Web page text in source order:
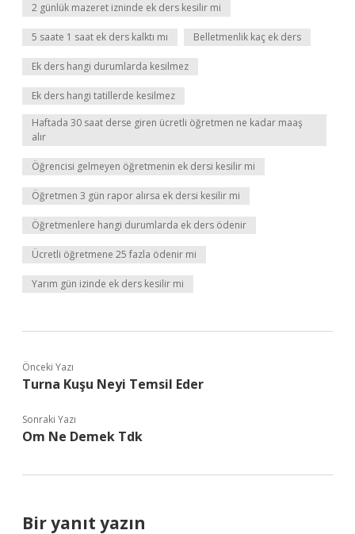
2 günlük mazeret izninde ek ders kesilir mi
5 saate 1 saat ek ders kalktı mı Belletmenlik kaç ek ders
Ek ders hangi durumlarda kesilmez
Ek ders hangi tatillerde kesilmez
Haftada 30 saat derse giren ücretli öğretmen ne kadar maaş
alır
Öğrencisi gelmeyen öğretmenin ek dersi kesilir mi
Öğretmen 3 gün rapor alırsa ek dersi kesilir mi
Öğretmenlere hangi durumlarda ek ders ödenir
Ücretli öğretmene 25 fazla ödenir mi
Yarım gün izinde ek ders kesilir mi
Önceki Yazı
Turna Kuşu Neyi Temsil Eder
Sonraki Yazı
Om Ne Demek Tdk
Bir yanıt yazın